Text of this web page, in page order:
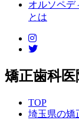
オルソペデ
とは
矯正歯科医
TOP
埼玉県の矯